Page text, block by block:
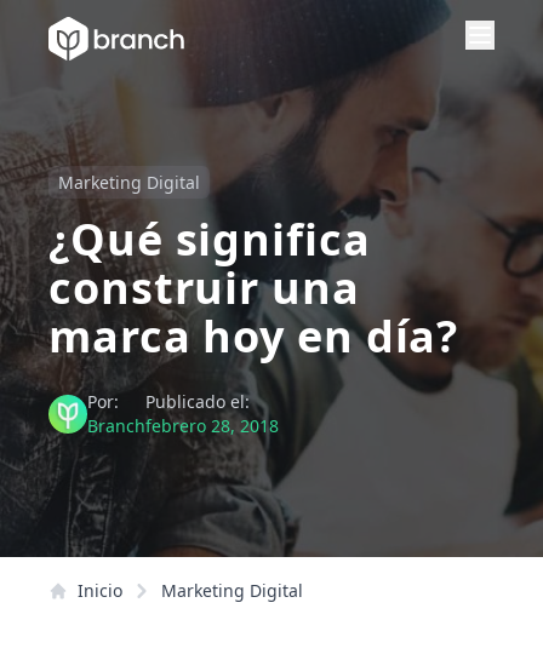
Marketing Digital
¿Qué significa
construir una
marca hoy en día?
Por:
Branch
Publicado el:
febrero 28, 2018
Inicio Marketing Digital